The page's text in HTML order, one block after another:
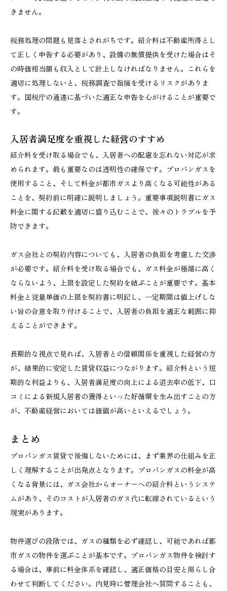
きません。
税務処理の問題も見落とされがちです。紹介料は不動産所得とし
て正しく申告する必要があり、設備の無償提供を受けた場合はそ
の時価相当額も収入として計上しなければなりません。これらを
適切に処理しないと、税務調査で指摘を受けるリスクがありま
す。国税庁の通達に基づいた適正な申告を心がけることが重要で
す。
入居者満足度を重視した経営のすすめ
紹介料を受け取る場合でも、入居者への配慮を忘れない対応が求
められます。最も重要なのは透明性の確保です。プロパンガスを
使用すること、そして料金が都市ガスより高くなる可能性がある
ことを、契約前に明確に説明しましょう。重要事項説明書にガス
料金に関する記載を適切に盛り込むことで、後々のトラブルを予
防できます。
ガス会社との契約内容についても、入居者の負担を考慮した交渉
が必要です。紹介料を受け取る場合でも、ガス料金が極端に高く
ならないよう、上限を設定した契約を結ぶことが重要です。基本
料金と従量単価の上限を契約書に明記し、一定期間は値上げしな
い旨の合意を取り付けることで、入居者の負担を適正な範囲に抑
えることができます。
長期的な視点で見れば、入居者との信頼関係を重視した経営の方
が、結果的に安定した賃貸収益につながります。紹介料という短
期的な利益よりも、入居者満足度の向上による退去率の低下、口
コミによる新規入居者の獲得といった好循環を生み出すことの方
が、不動産経営においては価値が高いといえるでしょう。
まとめ
プロパンガス賃貸で後悔しないためには、まず業界の仕組みを正
しく理解することが出発点となります。プロパンガスの料金が高
くなる背景には、ガス会社からオーナーへの紹介料というシステ
ムがあり、そのコストが入居者のガス代に転嫁されているという
現実があります。
物件選びの段階では、ガスの種類を必ず確認し、可能であれば都
市ガスの物件を選ぶことが基本です。プロパンガス物件を検討す
る場合は、事前に料金体系を確認し、適正価格の目安と照らし合
わせて判断してください。内見時に管理会社へ質問することも、